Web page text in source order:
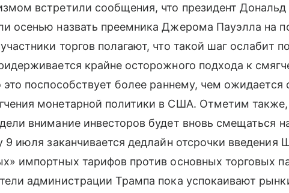
встретили сообщения, что президент
осенью назвать преемника Джерома Пауэлла на
торгов полагают, что такой шаг ослабит
крайне осторожного подхода к
это поспособствует более раннему, чем ожидается
монетарной политики в США. Отметим также,
внимание инвесторов будет вновь смещаться
9 июля заканчивается дедлайн отсрочки введения
импортных тарифов против основных торговых
администрации Трампа пока успокаивают